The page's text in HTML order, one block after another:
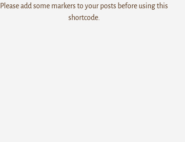
Please add some markers to your posts before using this
shortcode.